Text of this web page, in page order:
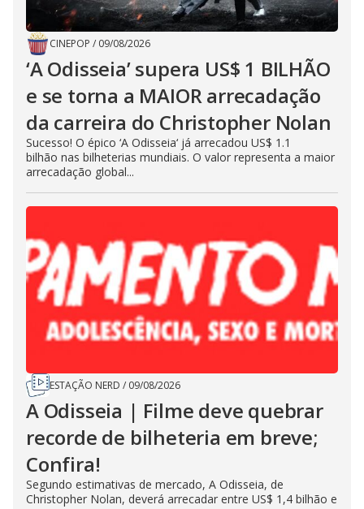
CINEPOP / 09/08/2026
‘A Odisseia’ supera US$ 1 BILHÃO
e se torna a MAIOR arrecadação
da carreira do Christopher Nolan
Sucesso! O épico ‘A Odisseia‘ já arrecadou US$ 1.1
bilhão nas bilheterias mundiais. O valor representa a maior
arrecadação global...
ESTAÇÃO NERD / 09/08/2026
A Odisseia | Filme deve quebrar
recorde de bilheteria em breve;
Confira!
Segundo estimativas de mercado, A Odisseia, de
Christopher Nolan, deverá arrecadar entre US$ 1,4 bilhão e